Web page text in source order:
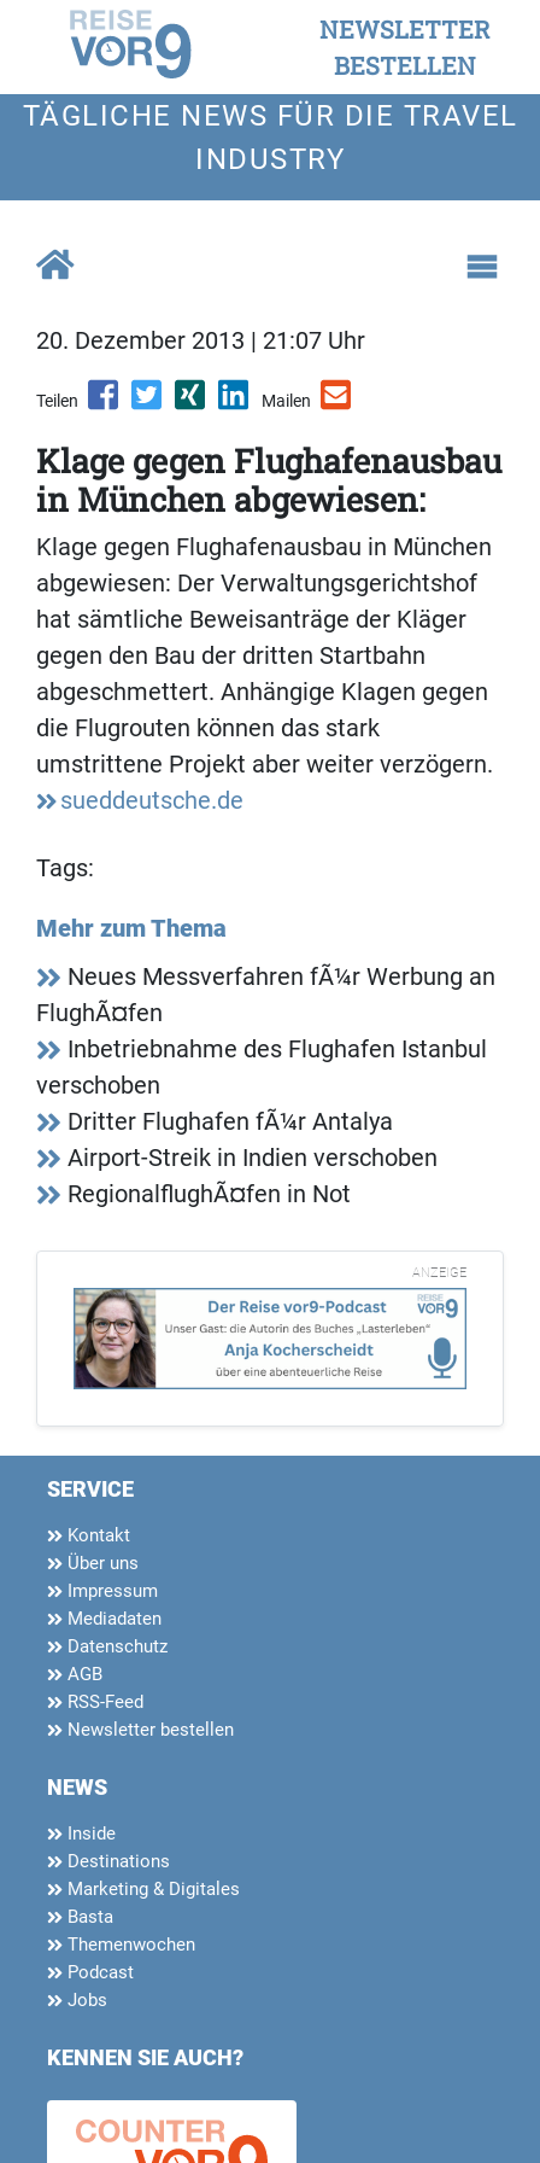
NEWSLETTER
BESTELLEN
TÄGLICHE NEWS FÜR DIE TRAVEL
INDUSTRY
20. Dezember 2013 | 21:07 Uhr
Teilen Mailen
Klage gegen Flughafenausbau
in München abgewiesen:
Klage gegen Flughafenausbau in München
abgewiesen: Der Verwaltungsgerichtshof
hat sämtliche Beweisanträge der Kläger
gegen den Bau der dritten Startbahn
abgeschmettert. Anhängige Klagen gegen
die Flugrouten können das stark
umstrittene Projekt aber weiter verzögern.
sueddeutsche.de
Tags:
Mehr zum Thema
Neues Messverfahren fÃ¼r Werbung an
FlughÃ¤fen
Inbetriebnahme des Flughafen Istanbul
verschoben
Dritter Flughafen fÃ¼r Antalya
Airport-Streik in Indien verschoben
RegionalflughÃ¤fen in Not
ANZEIGE
SERVICE
Kontakt
Über uns
Impressum
Mediadaten
Datenschutz
AGB
RSS-Feed
Newsletter bestellen
NEWS
Inside
Destinations
Marketing & Digitales
Basta
Themenwochen
Podcast
Jobs
KENNEN SIE AUCH?